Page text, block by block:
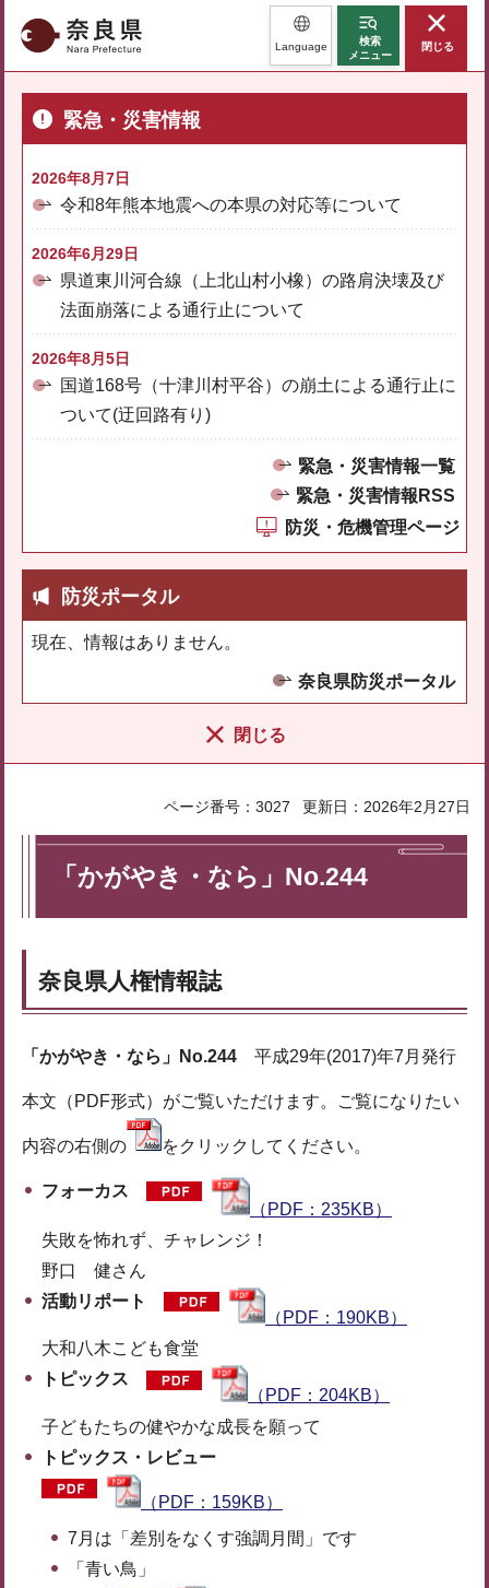
奈良県 Language
検索
メニュー
閉じる
緊急・災害情報
2026年8月7日
令和8年熊本地震への本県の対応等について
2026年6月29日
県道東川河合線（上北山村小橡）の路肩決壊及び
法面崩落による通行止について
2026年8月5日
国道168号（十津川村平谷）の崩土による通行止に
ついて(迂回路有り)
緊急・災害情報一覧
緊急・災害情報RSS
防災・危機管理ページ
防災ポータル
現在、情報はありません。
奈良県防災ポータル
閉じる
ページ番号：3027 更新日：2026年2月27日
「かがやき・なら」No.244
奈良県人権情報誌
「かがやき・なら」No.244 平成29年(2017)年7月発行
本文（PDF形式）がご覧いただけます。ご覧になりたい
内容の右側の をクリックしてください。
フォーカス
（PDF：235KB）
失敗を怖れず、チャレンジ！
野口 健さん
活動リポート
（PDF：190KB）
大和八木こども食堂
トピックス
（PDF：204KB）
子どもたちの健やかな成長を願って
トピックス・レビュー
（PDF：159KB）
7月は「差別をなくす強調月間」です
「青い鳥」